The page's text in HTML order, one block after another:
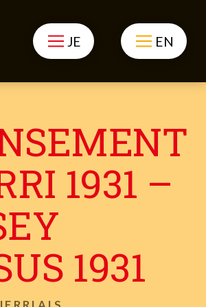
JE EN
1931 –
1931